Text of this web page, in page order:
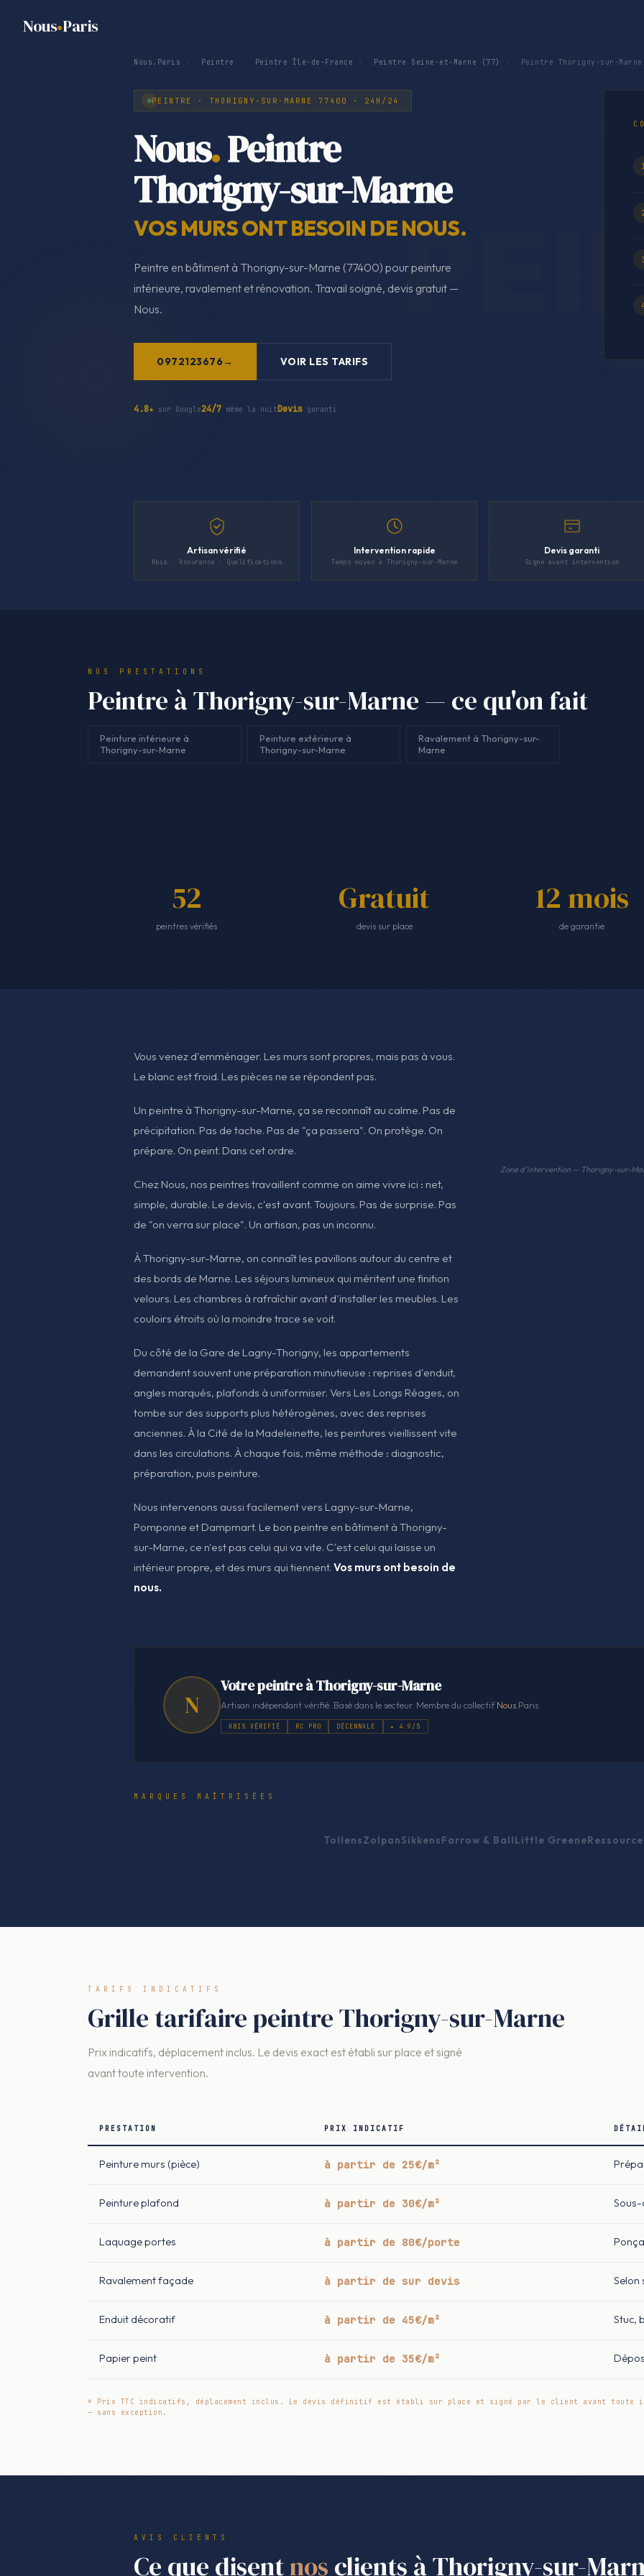
Nous Paris
Nous.Paris Peintre Peintre Île-de-France Peintre Seine-et-Marne (77) Peintre Thorigny-sur-Marne
PEINTRE · THORIGNY-SUR-MARNE 77400 · 24H/24
Nous.Peintre
Thorigny-sur-Marne
VOS MURS ONT BESOIN DE NOUS.
Peintre en bâtiment à Thorigny-sur-Marne (77400) pour peinture
intérieure, ravalement et rénovation. Travail soigné, devis gratuit —
Nous.
0972123676 VOIR LES TARIFS
4.8★ sur Google24/7 même la nuitDevis garanti
Artisan vérifié
Kbis · Assurance · Qualifications
Intervention rapide
Temps moyen à Thorigny-sur-Marne
Devis garanti
Signé avant intervention
NOS PRESTATIONS
Peintre à Thorigny-sur-Marne — ce qu'on fait
Peinture intérieure à
Thorigny-sur-Marne
Peinture extérieure à
Thorigny-sur-Marne
Ravalement à Thorigny-sur-
Marne
52
peintres vérifiés
Gratuit
devis sur place
12 mois
de garantie
Vous venez d'emménager. Les murs sont propres, mais pas à vous.
Le blanc est froid. Les pièces ne se répondent pas.
Un peintre à Thorigny-sur-Marne, ça se reconnaît au calme. Pas de
précipitation. Pas de tache. Pas de "ça passera". On protège. On
prépare. On peint. Dans cet ordre.
Chez Nous, nos peintres travaillent comme on aime vivre ici : net,
simple, durable. Le devis, c'est avant. Toujours. Pas de surprise. Pas
de "on verra sur place". Un artisan, pas un inconnu.
À Thorigny-sur-Marne, on connaît les pavillons autour du centre et
des bords de Marne. Les séjours lumineux qui méritent une finition
velours. Les chambres à rafraîchir avant d'installer les meubles. Les
couloirs étroits où la moindre trace se voit.
Du côté de la Gare de Lagny-Thorigny, les appartements
demandent souvent une préparation minutieuse : reprises d'enduit,
angles marqués, plafonds à uniformiser. Vers Les Longs Réages, on
tombe sur des supports plus hétérogènes, avec des reprises
anciennes. À la Cité de la Madeleinette, les peintures vieillissent vite
dans les circulations. À chaque fois, même méthode : diagnostic,
préparation, puis peinture.
Nous intervenons aussi facilement vers Lagny-sur-Marne,
Pomponne et Dampmart. Le bon peintre en bâtiment à Thorigny-
sur-Marne, ce n'est pas celui qui va vite. C'est celui qui laisse un
intérieur propre, et des murs qui tiennent. Vos murs ont besoin de
nous.
Zone d'intervention — Thorigny-sur-
N
Votre peintre à Thorigny-sur-Marne
Artisan indépendant vérifié. Basé dans le secteur. Membre du collectifNous.Paris.
KBIS VÉRIFIÉ RC PRO DÉCENNALE ★ 4.9/5
MARQUES MAÎTRISÉES
TollensZolpanSikkensFarrow & BallLittle GreeneRessource
TARIFS INDICATIFS
Grille tarifaire peintre Thorigny-sur-Marne
Prix indicatifs, déplacement inclus. Le devis exact est établi sur place et signé
avant toute intervention.
PRESTATION PRIX INDICATIF
Peinture murs (pièce) à partir de 25€/m²
Peinture plafond à partir de 30€/m² Sous-
Laquage portes à partir de 80€/porte
Ravalement façade à partir de sur devis Selon
Enduit décoratif à partir de 45€/m² Stuc,
Papier peint à partir de 35€/m²
* Prix TTC indicatifs, déplacement inclus. Le devis définitif est établi sur place et signé par le client avant toute
— sans exception.
AVIS CLIENTS
Ce que disentnos clients à Thorigny-sur-